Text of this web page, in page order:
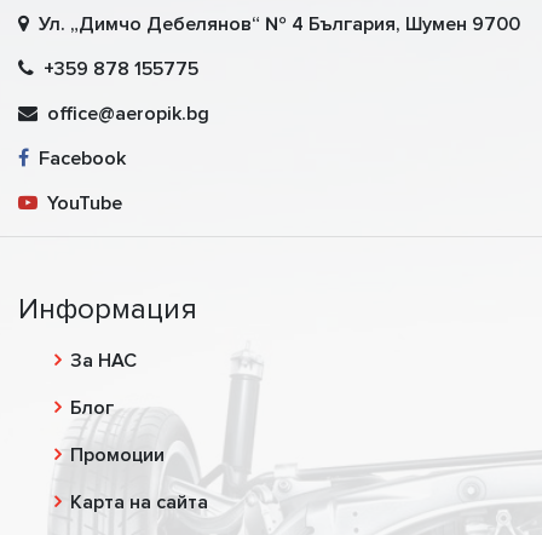
Ул. „Димчо Дебелянов“ № 4 България, Шумен 9700
+359 878 155775
office@aeropik.bg
Facebook
YouTube
Информация
За НАС
Блог
Промоции
Карта на сайта